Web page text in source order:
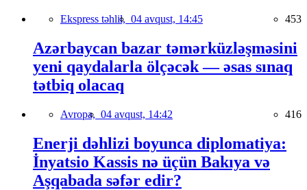
Ekspress təhlil, 04 avqust, 14:45 453
Azərbaycan bazar təmərküzləşməsini
yeni qaydalarla ölçəcək — əsas sınaq
tətbiq olacaq
Avropa, 04 avqust, 14:42 416
Enerji dəhlizi boyunca diplomatiya:
İnyatsio Kassis nə üçün Bakıya və
Aşqabada səfər edir?